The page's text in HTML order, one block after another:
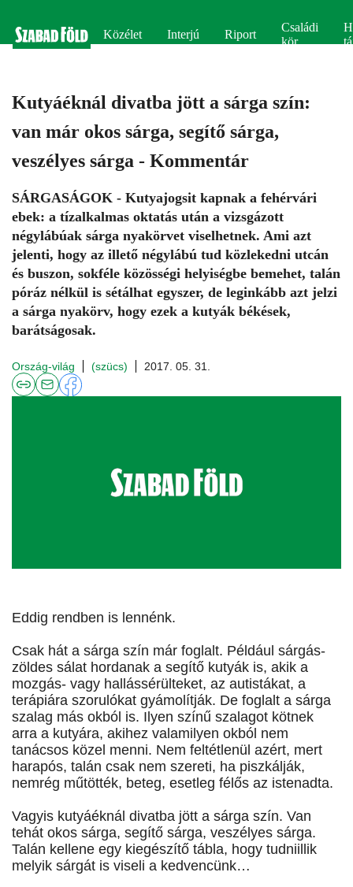
Közélet Interjú Riport
Családi
kör
Kutyáéknál divatba jött a sárga szín:
van már okos sárga, segítő sárga,
veszélyes sárga - Kommentár
SÁRGASÁGOK - Kutyajogsit kapnak a fehérvári
ebek: a tízalkalmas oktatás után a vizsgázott
négylábúak sárga nyakörvet viselhetnek. Ami azt
jelenti, hogy az illető négylábú tud közlekedni utcán
és buszon, sokféle közösségi helyiségbe bemehet, talán
póráz nélkül is sétálhat egyszer, de leginkább azt jelzi
a sárga nyakörv, hogy ezek a kutyák békések,
barátságosak.
Ország-világ (szücs) 2017. 05. 31.
Eddig rendben is lennénk.
Csak hát a sárga szín már foglalt. Például sárgás-
zöldes sálat hordanak a segítő kutyák is, akik a
mozgás- vagy hallássérülteket, az autistákat, a
terápiára szorulókat gyámolítják. De foglalt a sárga
szalag más okból is. Ilyen színű szalagot kötnek
arra a kutyára, akihez valamilyen okból nem
tanácsos közel menni. Nem feltétlenül azért, mert
harapós, talán csak nem szereti, ha piszkálják,
nemrég műtötték, beteg, esetleg félős az istenadta.
Vagyis kutyáéknál divatba jött a sárga szín. Van
tehát okos sárga, segítő sárga, veszélyes sárga.
Talán kellene egy kiegészítő tábla, hogy tudniillik
melyik sárgát is viseli a kedvencünk…